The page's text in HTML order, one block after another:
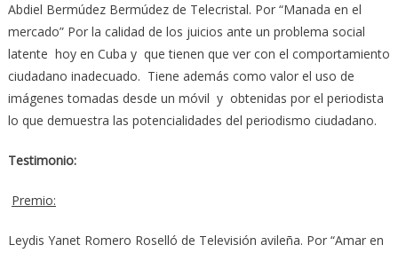
Abdiel Bermúdez Bermúdez de Telecristal. Por “Manada en el
mercado” Por la calidad de los juicios ante un problema social
latente hoy en Cuba y que tienen que ver con el comportamiento
ciudadano inadecuado. Tiene además como valor el uso de
imágenes tomadas desde un móvil y obtenidas por el periodista
lo que demuestra las potencialidades del periodismo ciudadano.
Testimonio:
Premio:
Leydis Yanet Romero Roselló de Televisión avileña. Por “Amar en